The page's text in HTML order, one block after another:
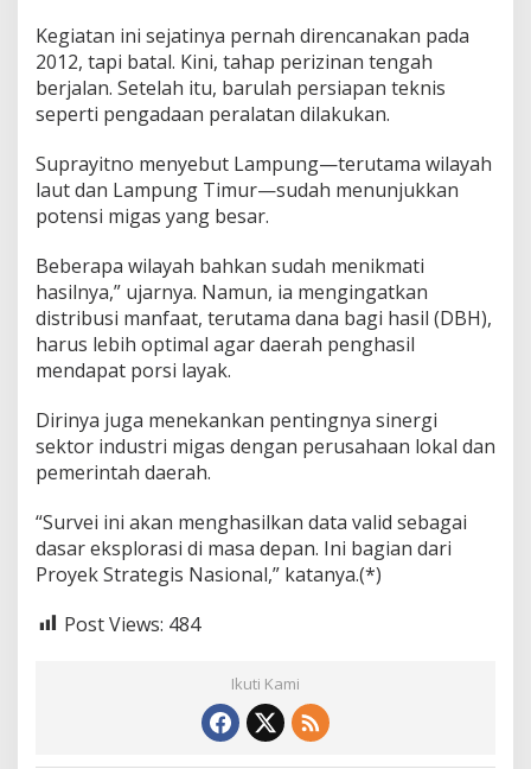
d
L
m
u
n
g
Kegiatan ini sejatinya pernah direncanakan pada
2012, tapi batal. Kini, tahap perizinan tengah
berjalan. Setelah itu, barulah persiapan teknis
seperti pengadaan peralatan dilakukan.
Suprayitno menyebut Lampung—terutama wilayah
laut dan Lampung Timur—sudah menunjukkan
potensi migas yang besar.
Beberapa wilayah bahkan sudah menikmati
hasilnya,” ujarnya. Namun, ia mengingatkan
distribusi manfaat, terutama dana bagi hasil (DBH),
harus lebih optimal agar daerah penghasil
mendapat porsi layak.
Dirinya juga menekankan pentingnya sinergi
sektor industri migas dengan perusahaan lokal dan
pemerintah daerah.
“Survei ini akan menghasilkan data valid sebagai
dasar eksplorasi di masa depan. Ini bagian dari
Proyek Strategis Nasional,” katanya.(*)
Post Views: 484
Ikuti Kami